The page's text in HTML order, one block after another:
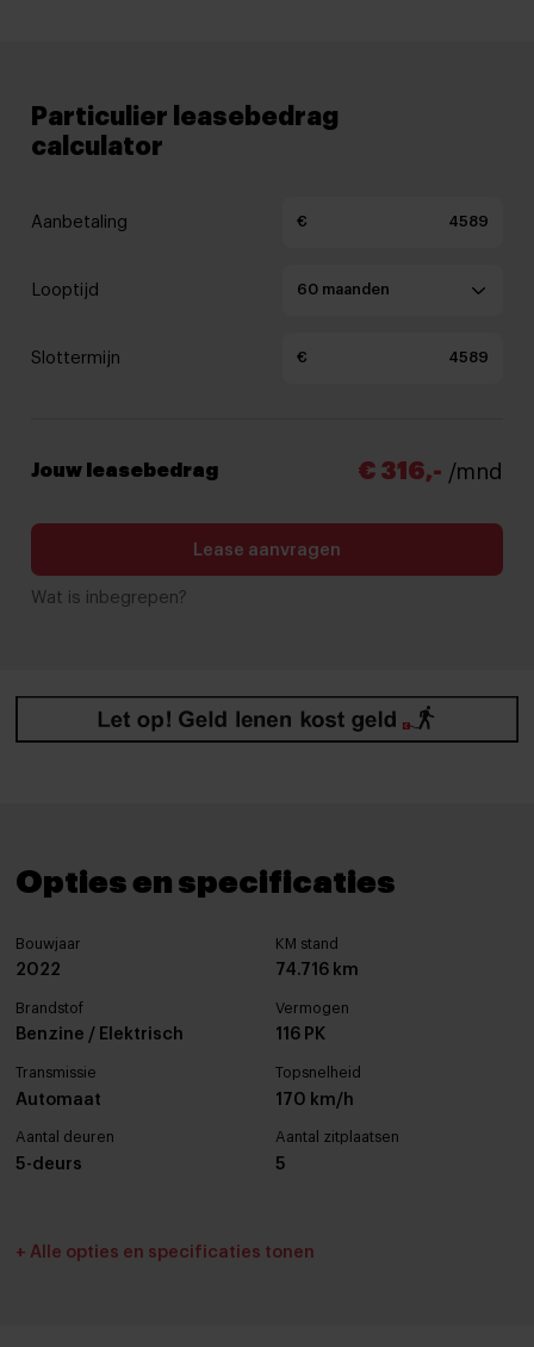
Particulier leasebedrag
calculator
Aanbetaling €
Looptijd
Slottermijn €
Jouw leasebedrag € 316,- /mnd
Lease aanvragen
Wat is inbegrepen?
Opties en specificaties
Bouwjaar
2022
KM stand
74.716 km
Brandstof
Benzine / Elektrisch
Vermogen
116 PK
Transmissie
Automaat
Topsnelheid
170 km/h
Aantal deuren
5-deurs
Aantal zitplaatsen
5
Interieurkleur Bekleding
+ Alle opties en specificaties tonen